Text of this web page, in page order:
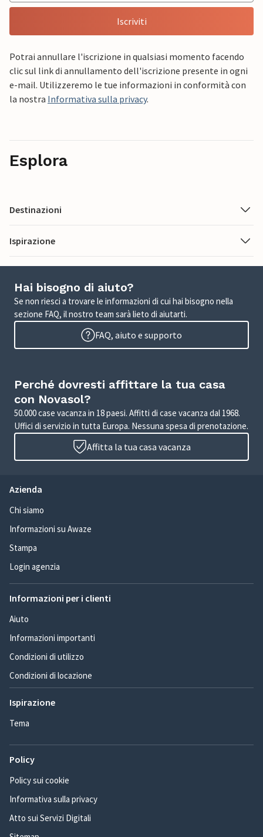
Iscriviti
Potrai annullare l'iscrizione in qualsiasi momento facendo
clic sul link di annullamento dell'iscrizione presente in ogni
e-mail. Utilizzeremo le tue informazioni in conformità con
la nostra Informativa sulla privacy.
Esplora
Destinazioni
Ispirazione
Hai bisogno di aiuto?
Se non riesci a trovare le informazioni di cui hai bisogno nella
sezione FAQ, il nostro team sarà lieto di aiutarti.
FAQ, aiuto e supporto
Perché dovresti affittare la tua casa
con Novasol?
50.000 case vacanza in 18 paesi. Affitti di case vacanza dal 1968.
Uffici di servizio in tutta Europa. Nessuna spesa di prenotazione.
Affitta la tua casa vacanza
Azienda
Chi siamo
Informazioni su Awaze
Stampa
Login agenzia
Informazioni per i clienti
Aiuto
Informazioni importanti
Condizioni di utilizzo
Condizioni di locazione
Ispirazione
Tema
Policy
Policy sui cookie
Informativa sulla privacy
Atto sui Servizi Digitali